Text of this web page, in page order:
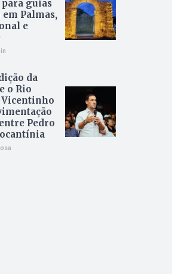
guias
Palmas,
e
da
o Rio
Pedro